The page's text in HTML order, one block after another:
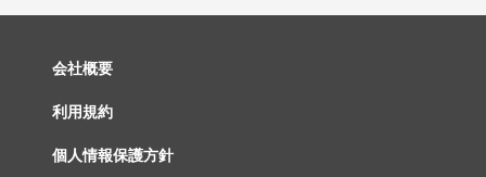
会社概要
利用規約
個人情報保護方針